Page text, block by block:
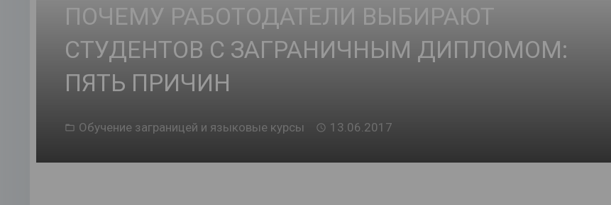
ПОЧЕМУ РАБОТОДАТЕЛИ ВЫБИРАЮТ
СТУДЕНТОВ С ЗАГРАНИЧНЫМ ДИПЛОМОМ:
ПЯТЬ ПРИЧИН
Обучение заграницей и языковые курсы 13.06.2017